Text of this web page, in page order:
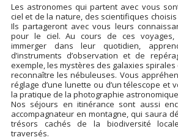
Les astronomes qui partent avec vous
ciel et de la nature, des scientifiques
Ils partageront avec vous leurs
pour le ciel. Au cours de ces voyages,
immerger dans leur quotidien,
d’instruments d’observation et de
exemple, les mystères des galaxies
reconnaître les nébuleuses. Vous
réglage d’une lunette ou d’un télescope et
la pratique de la photographie
Nos séjours en itinérance sont aussi
accompagnateur en montagne, qui saura
trésors cachés de la biodiversité
traversés.